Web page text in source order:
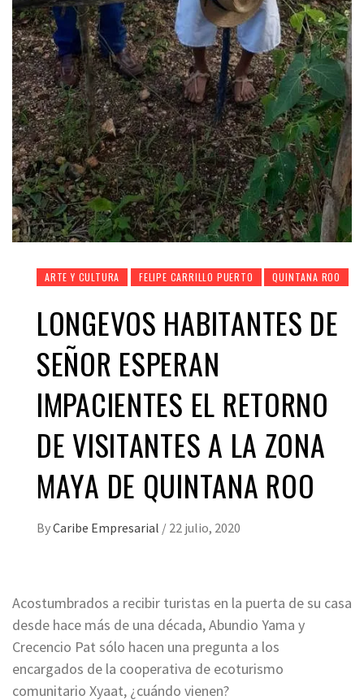
ARTE Y CULTURA FELIPE CARRILLO PUERTO QUINTANA ROO
LONGEVOS HABITANTES DE
SEÑOR ESPERAN
IMPACIENTES EL RETORNO
DE VISITANTES A LA ZONA
MAYA DE QUINTANA ROO
ByCaribe Empresarial / 22 julio, 2020
Acostumbrados a recibir turistas en la puerta de su casa
desde hace más de una década, Abundio Yama y
Crecencio Pat sólo hacen una pregunta a los
encargados de la cooperativa de ecoturismo
comunitario Xyaat, ¿cuándo vienen?